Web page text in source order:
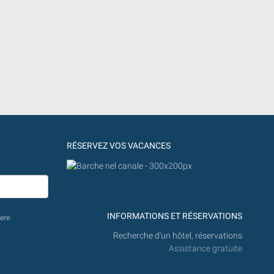
RÉSERVEZ VOS VACANCES
INFORMATIONS ET RÉSERVATIONS
Recherche d'un hôtel, réservations
Assistance gratuite